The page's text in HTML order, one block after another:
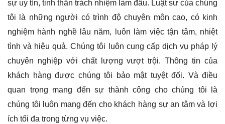
sự uy tín, tinh thần trách nhiệm làm đầu. Luật sư của chúng
tôi là những người có trình độ chuyên môn cao, có kinh
nghiệm hành nghề lâu năm, luôn làm việc tận tâm, nhiệt
tình và hiệu quả. Chúng tôi luôn cung cấp dịch vụ pháp lý
chuyên nghiệp với chất lượng vượt trội. Thông tin của
khách hàng được chúng tôi bảo mật tuyệt đối. Và điều
quan trọng mang đến sự thành công cho chúng tôi là
chúng tôi luôn mang đến cho khách hàng sự an tâm và lợi
ích tối đa trong từng vụ việc.